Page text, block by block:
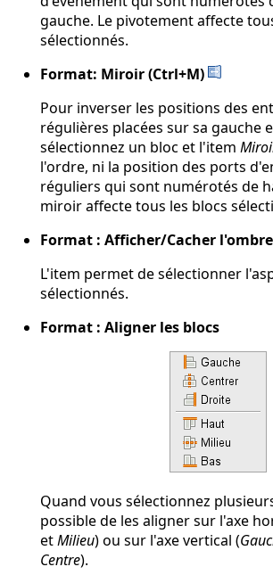
gauche. Le pivotement affecte
sélectionnés.
Format: Miroir (Ctrl+M)
Pour inverser les positions des
régulières placées sur sa gauche
sélectionnez un bloc et l'item
l'ordre, ni la position des ports
réguliers qui sont numérotés de
miroir affecte tous les blocs
Format : Afficher/Cacher l'ombre
L'item permet de sélectionner
sélectionnés.
Format : Aligner les blocs
Quand vous sélectionnez
possible de les aligner sur l'axe
etMilieu) ou sur l'axe vertical (
Centre).